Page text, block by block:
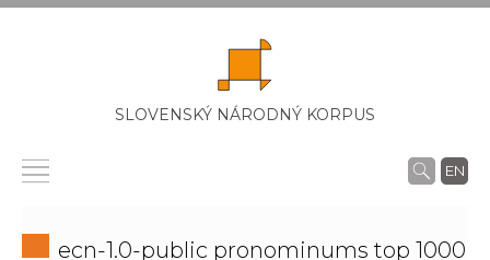
SLOVENSKÝ NÁRODNÝ KORPUS
EN
ecn-1.0-public pronominums top 1000